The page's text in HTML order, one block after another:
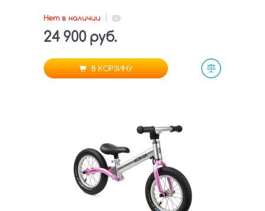
Нет в наличии
24 900 руб.
В КОРЗИНУ